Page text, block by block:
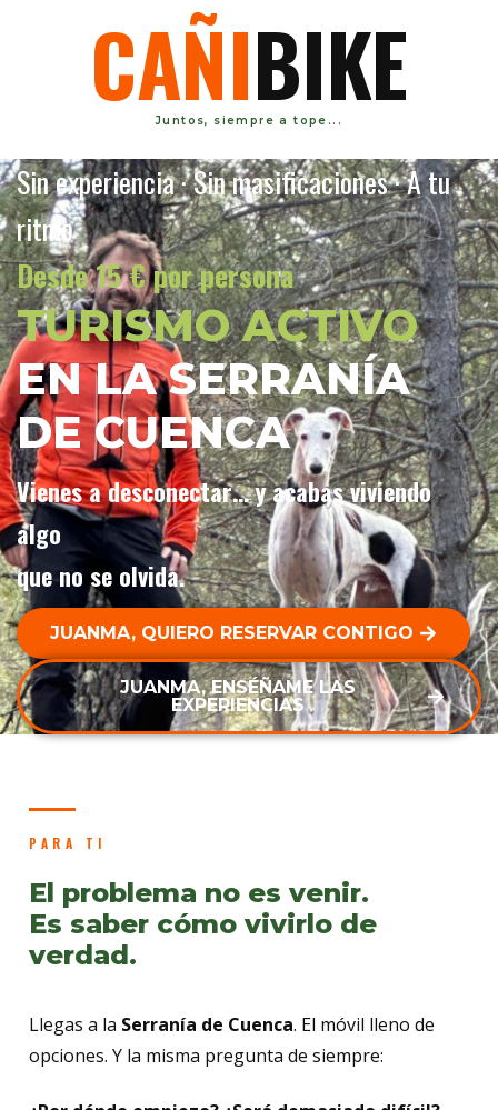
CAÑIBIKE
Juntos, siempre a tope...
Sin experiencia · Sin masificaciones · A tu
ritmo
Desde 15 € por persona
TURISMO ACTIVO
EN LA SERRANÍA
DE CUENCA
Vienes a desconectar… y acabas viviendo
algo
que no se olvida.
JUANMA, QUIERO RESERVAR CONTIGO
JUANMA, ENSÉÑAME LAS
EXPERIENCIAS
PARA TI
El problema no es venir.
Es saber cómo vivirlo de
verdad.
Llegas a la Serranía de Cuenca. El móvil lleno de
opciones. Y la misma pregunta de siempre: